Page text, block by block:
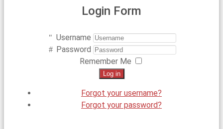
Login Form
Username
Password
Remember Me
Log in
Forgot your username?
Forgot your password?